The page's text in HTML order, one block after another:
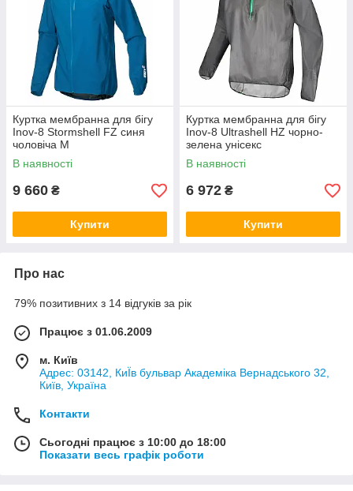
Куртка мембранна для бігу
Inov-8 Stormshell FZ синя
чоловіча M
В наявності
9 660 ₴
Купити
Куртка мембранна для бігу
Inov-8 Ultrashell HZ чорно-
зелена унісекс
В наявності
6 972 ₴
Купити
Про нас
79% позитивних з 14 відгуків за рік
Працює з 01.06.2009
м. Київ
Адрес: 03142, КиЇв бульвар Академіка Вернадського 32,
Київ, Україна
Контакти
Сьогодні працює з 10:00 до 18:00
Показати весь графік роботи